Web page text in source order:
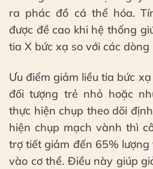
ra phác đồ cá thể hóa.
được đề cao khi hệ thống
tia X bức xạ so với các dòng
Ưu điểm giảm liều tia bức
đối tượng trẻ nhỏ hoặc
thực hiện chụp theo dõi
hiện chụp mạch vành thì
trợ tiết giảm đến 65%
vào cơ thể. Điều này giúp